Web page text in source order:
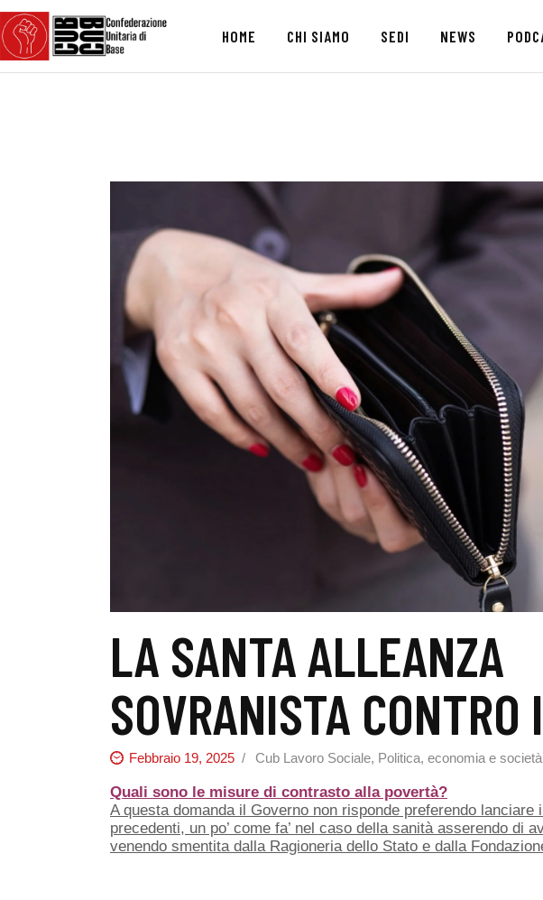
HOME CHI SIAMO SEDI NEWS
HOME
CHI SIAMO
NEWS
PODCAST
TG CUB
RASSEGNA
LA SANTA ALLEANZA
SOVRANISTA CONTRO
Febbraio 19, 2025 Cub Lavoro Sociale, Politica, economia e società
Quali sono le misure di contrasto alla povertà?
A questa domanda il Governo non risponde preferendo
precedenti, un po’ come fa’ nel caso della sanità asserendo di
venendo smentita dalla Ragioneria dello Stato e dalla